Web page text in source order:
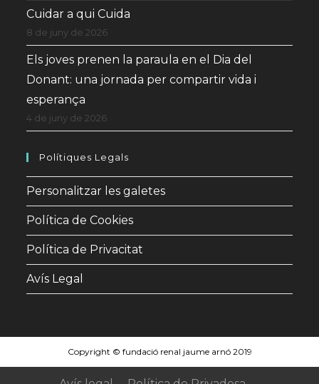
Cuidar a qui Cuida
8 de juny de 2026
Els joves prenen la paraula en el Dia del
Donant: una jornada per compartir vida i
esperança
4 de juny de 2026
Polítiques Legals
Personalitzar les galetes
Política de Cookies
Política de Privacitat
Avís Legal
Copyright © fundació renal jaume arnó 2019